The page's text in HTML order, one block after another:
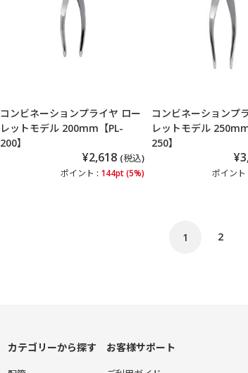
コンビネーションプライヤ ロー
レットモデル 200mm【PL-
200】
¥2,618 (税込)
ポイント : 144pt (5%)
コンビネーションプ
レットモデル
250】
ポイント
1 2
カテゴリーから探す お客様サポート